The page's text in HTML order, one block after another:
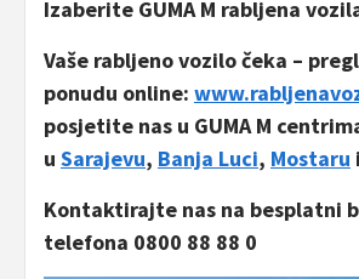
Izaberite GUMA M rabljena
Vaše rabljeno vozilo čeka –
ponudu online:
posjetite nas u GUMA M
u Sarajevu, Banja Luci, Mostaru i
Kontaktirajte nas na besplatni
telefona 0800 88 88 0